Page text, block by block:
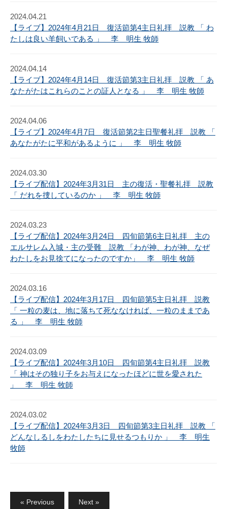
2024.04.21
【ライブ】2024年4月21日 復活節第4主日礼拝 説教 「 わ
たしは良い羊飼いである 」 李 明生 牧師
2024.04.14
【ライブ】2024年4月14日 復活節第3主日礼拝 説教 「 あ
なたがたはこれらのことの証人となる 」 李 明生 牧師
2024.04.06
【ライブ】2024年4月7日 復活節第2主日聖餐礼拝 説教 「
あなたがたに平和があるように 」 李 明生 牧師
2024.03.30
【ライブ配信】2024年3月31日 主の復活・聖餐礼拝 説教
「 だれを捜しているのか 」 李 明生 牧師
2024.03.23
【ライブ配信】2024年3月24日 四旬節第6主日礼拝 主の
エルサレム入城・主の受難 説教 「わが神、わが神、なぜ
わたしをお見捨てになったのですか」 李 明生 牧師
2024.03.16
【ライブ配信】2024年3月17日 四旬節第5主日礼拝 説教
「 一粒の麦は、地に落ちて死ななければ、一粒のままであ
る 」 李 明生 牧師
2024.03.09
【ライブ配信】2024年3月10日 四旬節第4主日礼拝 説教
「 神はその独り子をお与えになったほどに世を愛された
」 李 明生 牧師
2024.03.02
【ライブ配信】2024年3月3日 四旬節第3主日礼拝 説教 「
どんなしるしをわたしたちに見せるつもりか 」 李 明生
牧師
« Previous Next »